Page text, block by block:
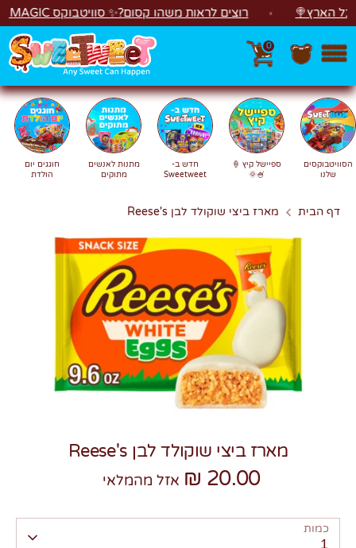
דלג רוצים לראות משהו קסום?✨ סוויטבוקס MAGIC הפך ל"מכונת משחקים"! 🎁🕹️
0
חפשחיפוש
הסוויטבוקסים
שלנו
ספיישל קיץ 🍦
🍧🌞
חדש ב-
Sweetweet
מתנות לאנשים
מתוקים
חוגגים יום
הולדת
דף הבית מארז ביצי שוקולד לבן Reese's
מארז ביצי שוקולד לבן Reese's
20.00 ₪ אזל מהמלאי
כמות
1